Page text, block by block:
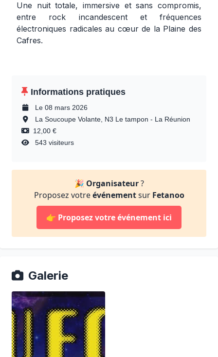
Une nuit totale, immersive et sans compromis,
entre rock incandescent et fréquences
électroniques radicales au cœur de la Plaine des
Cafres.
Informations pratiques
Le 08 mars 2026
La Soucoupe Volante, N3 Le tampon - La Réunion
12,00 €
543 visiteurs
🎉 Organisateur?
Proposez votreévénementsur Fetanoo
👉 Proposez votre événement ici
Galerie